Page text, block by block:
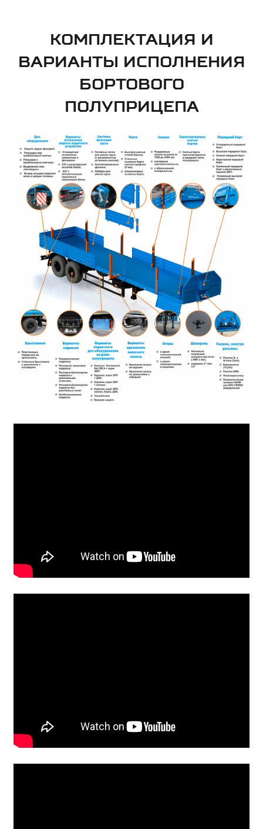
КОМПЛЕКТАЦИЯ И
ВАРИАНТЫ ИСПОЛНЕНИЯ
БОРТОВОГО
ПОЛУПРИЦЕПА